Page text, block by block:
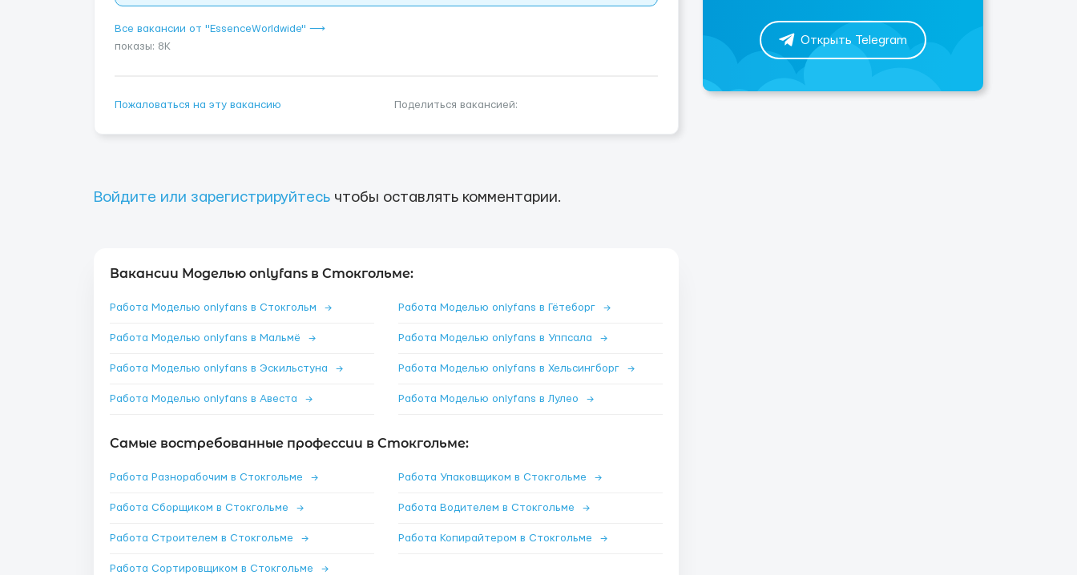
Все вакансии от "EssenceWorldwide" ⟶
показы: 8K
Пожаловаться на эту вакансию Поделиться вакансией:
Войдите или зарегистрируйтесь чтобы оставлять комментарии.
Вакансии Моделью onlyfans в Стокгольме:
Работа Моделью onlyfans в Стокгольм → Работа Моделью onlyfans в Гётеборг →
Работа Моделью onlyfans в Мальмё → Работа Моделью onlyfans в Уппсала →
Работа Моделью onlyfans в Эскильстуна → Работа Моделью onlyfans в Хельсингборг →
Работа Моделью onlyfans в Авеста → Работа Моделью onlyfans в Лулео →
Самые востребованные профессии в Стокгольме:
Работа Разнорабочим в Стокгольме → Работа Упаковщиком в Стокгольме →
Работа Сборщиком в Стокгольме → Работа Водителем в Стокгольме →
Работа Строителем в Стокгольме → Работа Копирайтером в Стокгольме →
Работа Сортировщиком в Стокгольме →
Открыть Telegram